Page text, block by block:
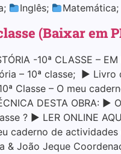
Inglês; Matemática;
(Baixar em
-10ª CLASSE –
– 10ª classe; ▶
Classe – O meu
DESTA OBRA:
? ▶ LER ONLINE
caderno de
João Jeque